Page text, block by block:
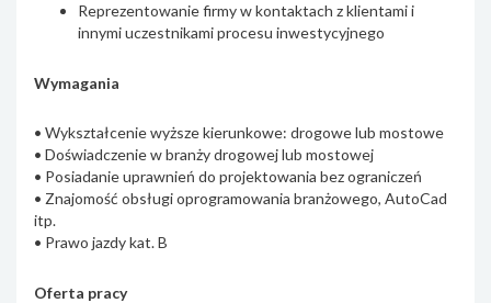
Reprezentowanie firmy w kontaktach z klientami i
innymi uczestnikami procesu inwestycyjnego
Wymagania
• Wykształcenie wyższe kierunkowe: drogowe lub mostowe
• Doświadczenie w branży drogowej lub mostowej
• Posiadanie uprawnień do projektowania bez ograniczeń
• Znajomość obsługi oprogramowania branżowego, AutoCad
itp.
• Prawo jazdy kat. B
Oferta pracy